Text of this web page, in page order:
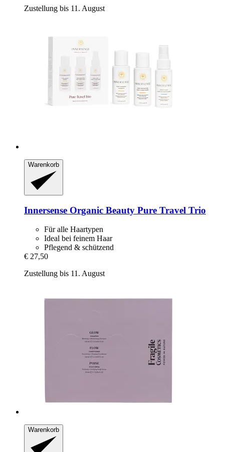
Zustellung bis 11. August
Warenkorb
Innersense Organic Beauty Pure Travel Trio
Für alle Haartypen
Ideal bei feinem Haar
Pflegend & schützend
€ 27,50
Zustellung bis 11. August
Warenkorb